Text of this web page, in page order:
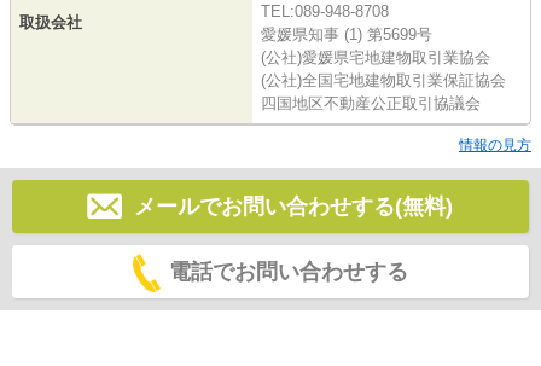
取扱会社
TEL:089-948-8708
愛媛県知事 (1) 第5699号
(公社)愛媛県宅地建物取引業協会
(公社)全国宅地建物取引業保証協会
四国地区不動産公正取引協議会
情報の見方
メールでお問い合わせする(無料)
電話でお問い合わせする